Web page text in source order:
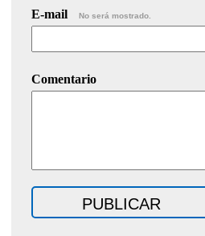
E-mail No será mostrado.
Comentario